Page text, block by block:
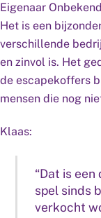
Eigenaar
Het is een
verschillende
en zinvol is. Het
de escapekoffers
mensen die nog
Klaas:
“Dat is
spel sinds
verkocht